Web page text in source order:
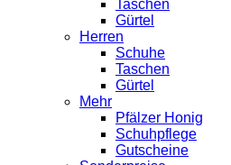
Taschen
Gürtel
Herren
Schuhe
Taschen
Gürtel
Mehr
Pfälzer Honig
Schuhpflege
Gutscheine